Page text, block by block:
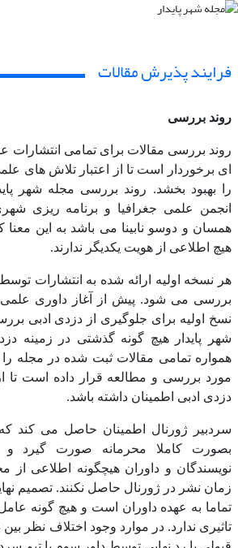
فرایند پذیرش مقالات
روند بررسی
روند بررسی مقالات برای تمامی انتشارات
ای برخوردار است تا از اعتبار تلاش های
را بهبود بخشد. روند بررسی مجله شهر
انجمن علمی جغرافیا و برنامه ریزی
همسان و دوسو نابینا می باشد به این معنا
هیچ اطلاعی از هویت یکدیگر ندارند.
بررسی می شود. پیش از آغاز داوری علمی
نسخ اولیه برای جلوگیری از دزدی ادبی
شهر پایدار هیچ گونه گذشتی در زمینه
همواره تمامی مقالات ثبت شده در مجله
مورد بررسی و مطالعه قرار داده است تا از
دزدی ادبی اطمینان داشته باشد.
سردبیر ژورنال اطمینان حاصل می کند
بصورت کاملا محرمانه صورت گیرد
نویسندگان و داوران هیچگونه اطلاعی از
زمان نشر در ژورنال حاصل نکنند. تصمیم
تماما به عهده داوران است و هیچ گونه
تاثیری ندارد. در موارد وجود اختلاف نظر